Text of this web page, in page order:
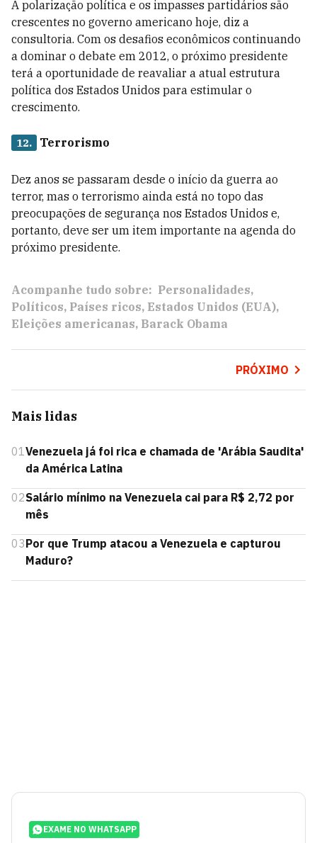
A polarização política e os impasses partidários são
crescentes no governo americano hoje, diz a
consultoria. Com os desafios econômicos continuando
a dominar o debate em 2012, o próximo presidente
terá a oportunidade de reavaliar a atual estrutura
política dos Estados Unidos para estimular o
crescimento.
12. Terrorismo
Dez anos se passaram desde o início da guerra ao
terror, mas o terrorismo ainda está no topo das
preocupações de segurança nos Estados Unidos e,
portanto, deve ser um item importante na agenda do
próximo presidente.
Acompanhe tudo sobre: Personalidades
Políticos Países ricos Estados Unidos (EUA)
Eleições americanas Barack Obama
PRÓXIMO
Mais lidas
01Venezuela já foi rica e chamada de 'Arábia Saudita'
da América Latina
02Salário mínimo na Venezuela cai para R$ 2,72 por
mês
03Por que Trump atacou a Venezuela e capturou
Maduro?
EXAME NO WHATSAPP